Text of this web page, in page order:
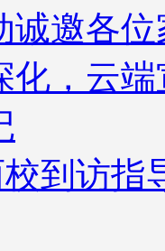
诚邀各
化，云
到访指